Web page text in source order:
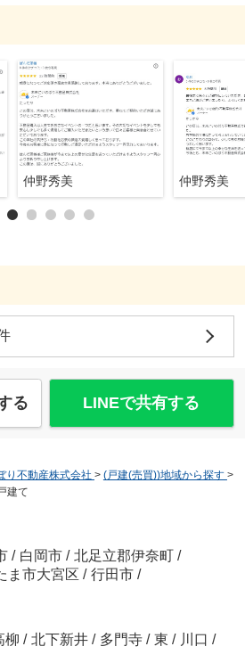
仲野秀美 仲野秀美
る LINEで共有する
り不動産株式会社 > (戸建(売買))地域から探す >
建て
/ 白岡市 / 北足立郡伊奈町 /
ま市大宮区 / 行田市 /
柳 / 北下新井 / 多門寺 / 東 / 川口 /